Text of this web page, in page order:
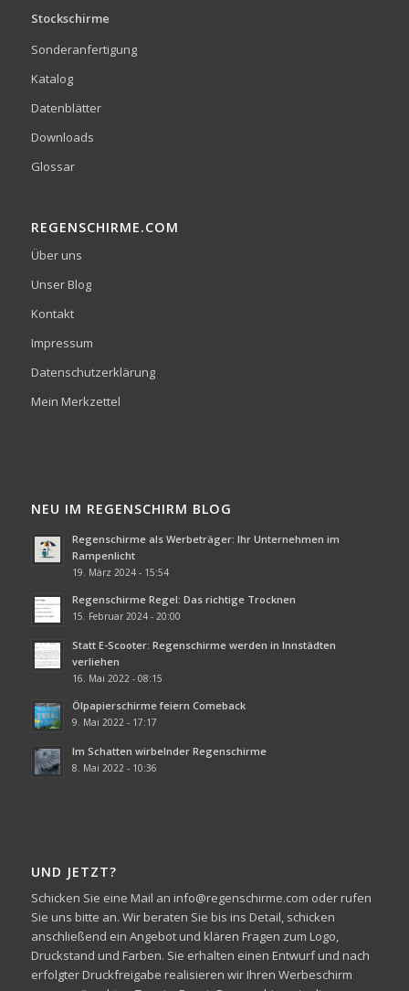
Stockschirme
Sonderanfertigung
Katalog
Datenblätter
Downloads
Glossar
REGENSCHIRME.COM
Über uns
Unser Blog
Kontakt
Impressum
Datenschutzerklärung
Mein Merkzettel
NEU IM REGENSCHIRM BLOG
Regenschirme als Werbeträger: Ihr Unternehmen im
Rampenlicht
19. März 2024 - 15:54
Regenschirme Regel: Das richtige Trocknen
15. Februar 2024 - 20:00
Statt E-Scooter: Regenschirme werden in Innstädten
verliehen
16. Mai 2022 - 08:15
Ölpapierschirme feiern Comeback
9. Mai 2022 - 17:17
Im Schatten wirbelnder Regenschirme
8. Mai 2022 - 10:36
UND JETZT?
Schicken Sie eine Mail an info@regenschirme.com oder rufen
Sie uns bitte an. Wir beraten Sie bis ins Detail, schicken
anschließend ein Angebot und klären Fragen zum Logo,
Druckstand und Farben. Sie erhalten einen Entwurf und nach
erfolgter Druckfreigabe realisieren wir Ihren Werbeschirm